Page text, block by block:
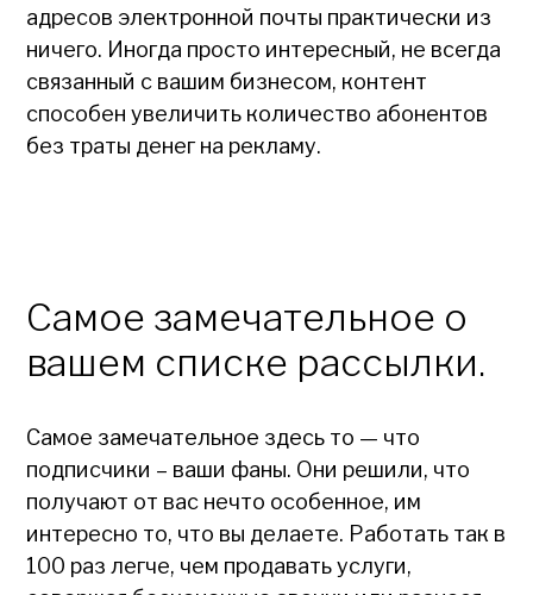
адресов электронной почты практически из
ничего. Иногда просто интересный, не всегда
связанный с вашим бизнесом, контент
способен увеличить количество абонентов
без траты денег на рекламу.
Самое замечательное о
вашем списке рассылки.
Самое замечательное здесь то — что
подписчики – ваши фаны. Они решили, что
получают от вас нечто особенное, им
интересно то, что вы делаете. Работать так в
100 раз легче, чем продавать услуги,